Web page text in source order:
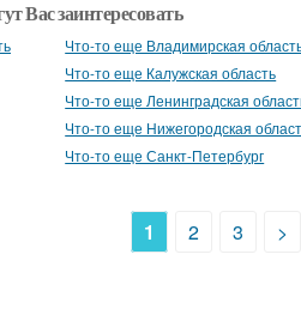
Вас заинтересовать
Что-то еще Владимирская
Что-то еще Калужская область
Что-то еще Ленинградская
Что-то еще Нижегородская
Что-то еще Санкт-Петербург
1 2 3 >